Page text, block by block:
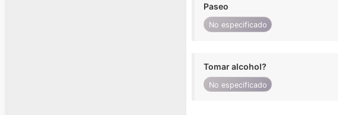
Paseo
No especificado
Tomar alcohol?
No especificado